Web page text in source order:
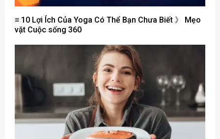
≡ 10 Lợi Ích Của Yoga Có Thể Bạn Chưa Biết 》 Mẹo
vặt Cuộc sống 360